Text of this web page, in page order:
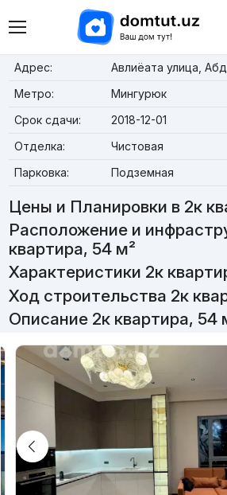
Адрес:
Авлиёата улица,
Метро:
Мингурюк
Срок сдачи:
2018-12-01
Отделка:
Чистовая
Парковка:
Подземная
Цены и Планировки в 2к
Расположение и
квартира, 54 м²
Характеристики 2к
Ход строительства 2к
Описание 2к квартира, 54